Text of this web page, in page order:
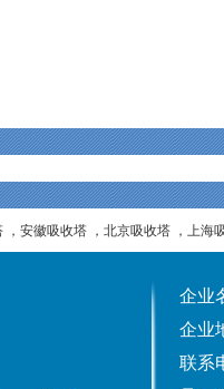
， 安徽吸收塔， 北京吸收塔， 上海
企业
企业
联系